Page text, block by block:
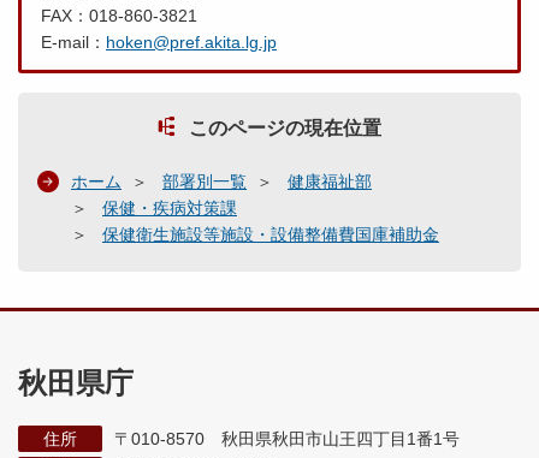
FAX：018-860-3821
E-mail： hoken@pref.akita.lg.jp
このページの現在位置
ホーム 部署別一覧
健康福祉部
保健・疾病対策課
保健衛生施設等施設・設備整備費国庫補助金
秋田県庁
住所
〒010-8570 秋田県秋田市山王四丁目1番1号